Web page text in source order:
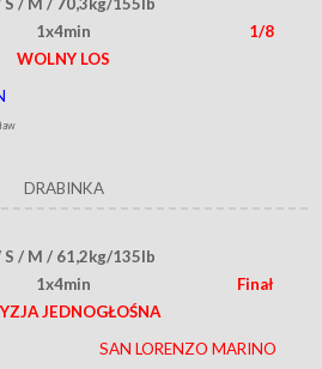
1x4min
1/8
WOLNY LOS
DRABINKA
S / M / 61,2kg/135lb
1x4min
Finał
JEDNOGŁOŚNA
SAN LORENZO MARINO